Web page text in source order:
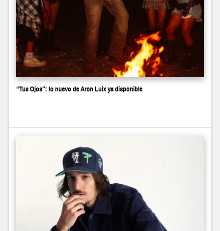
“Tus Ojos”: lo nuevo de Aron Luix ya disponible